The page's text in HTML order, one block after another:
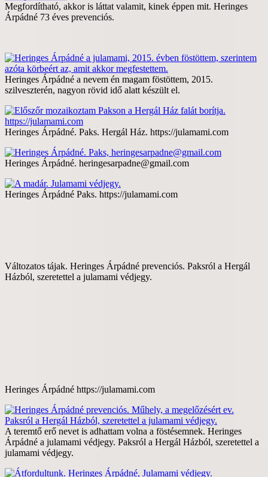
Megfordítható, akkor is láttat valamit, kinek éppen mit. Heringes
Árpádné 73 éves prevenciós.
Heringes Árpádné a nevem én magam föstöttem, 2015.
szilveszterén, nagyon rövid idő alatt készült el.
Heringes Árpádné. Paks. Hergál Ház. https://julamami.com
Heringes Árpádné. heringesarpadne@gmail.com
Heringes Árpádné Paks. https://julamami.com
Változatos tájak. Heringes Árpádné prevenciós. Paksról a Hergál
Házból, szeretettel a julamami védjegy.
Heringes Árpádné https://julamami.com
A teremtő erő nevet is adhattam volna a föstésemnek. Heringes
Árpádné a julamami védjegy. Paksról a Hergál Házból, szeretettel a
julamami védjegy.